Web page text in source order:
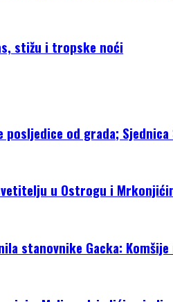
stižu i tropske noći
posljedice od grada; Sjednica
u Ostrogu i
stanovnike Gacka: